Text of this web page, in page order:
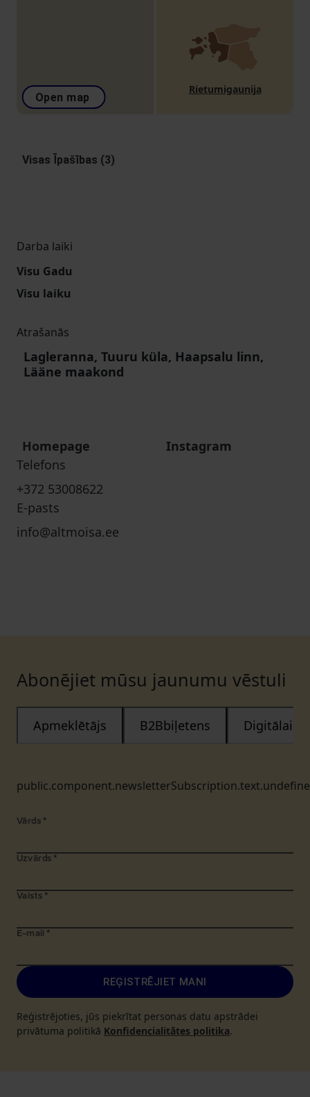
Open map
Rietumigaunija
Visas Īpašības (3)
Darba laiki
Visu Gadu
Visu laiku
Atrašanās
Lagleranna, Tuuru küla, Haapsalu linn,
Lääne maakond
Homepage
Instagram
Telefons
+372 53008622
E-pasts
info@altmoisa.ee
Abonējiet mūsu jaunumu vēstuli
Apmeklētājs B2Bbiļetens Digitālais
Vārds *
Uzvārds *
Valsts *
E-mail *
REĢISTRĒJIET MANI
Reģistrējoties, jūs piekrītat personas datu apstrādei
privātuma politikā Konfidencialitātes politika.